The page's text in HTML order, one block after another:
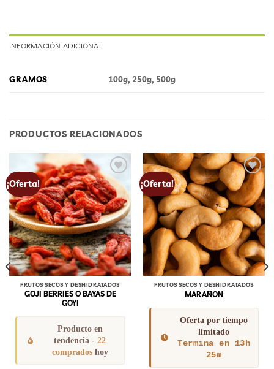
INFORMACIÓN ADICIONAL
GRAMOS 100g, 250g, 500g
PRODUCTOS RELACIONADOS
¡Oferta!
Add to
wishlist
FRUTOS SECOS Y DESHIDRATADOS
GOJI BERRIES O BAYAS DE
GOYI
Producto en
tendencia - 22
compradoshoy
¡Oferta!
Add to
wishlist
FRUTOS SECOS Y DESHIDRATADOS
MARAÑON
Oferta por tiempo
limitado
Termina en 13h
25m